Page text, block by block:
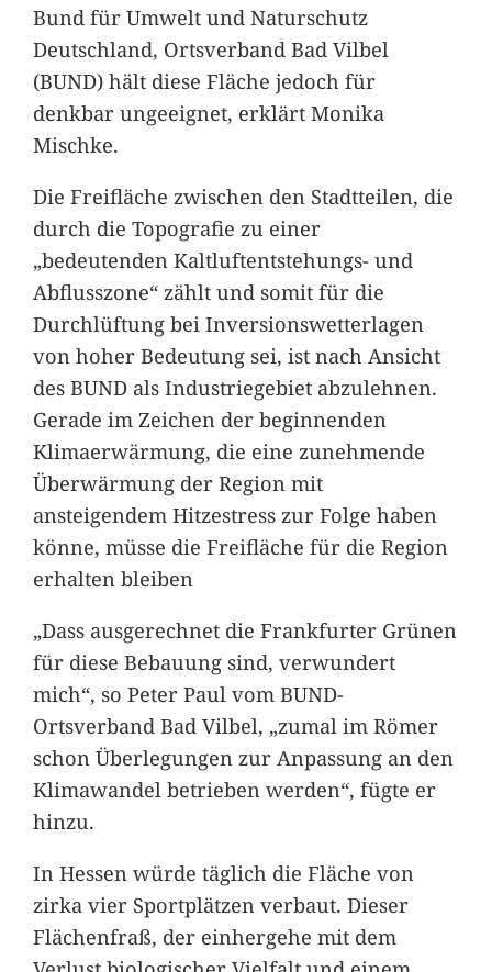
Bund für Umwelt und Naturschutz
Deutschland, Ortsverband Bad Vilbel
(BUND) hält diese Fläche jedoch für
denkbar ungeeignet, erklärt Monika
Mischke.
Die Freifläche zwischen den Stadtteilen, die
durch die Topografie zu einer
„bedeutenden Kaltluftentstehungs- und
Abflusszone“ zählt und somit für die
Durchlüftung bei Inversionswetterlagen
von hoher Bedeutung sei, ist nach Ansicht
des BUND als Industriegebiet abzulehnen.
Gerade im Zeichen der beginnenden
Klimaerwärmung, die eine zunehmende
Überwärmung der Region mit
ansteigendem Hitzestress zur Folge haben
könne, müsse die Freifläche für die Region
erhalten bleiben
„Dass ausgerechnet die Frankfurter Grünen
für diese Bebauung sind, verwundert
mich“, so Peter Paul vom BUND-
Ortsverband Bad Vilbel, „zumal im Römer
schon Überlegungen zur Anpassung an den
Klimawandel betrieben werden“, fügte er
hinzu.
In Hessen würde täglich die Fläche von
zirka vier Sportplätzen verbaut. Dieser
Flächenfraß, der einhergehe mit dem